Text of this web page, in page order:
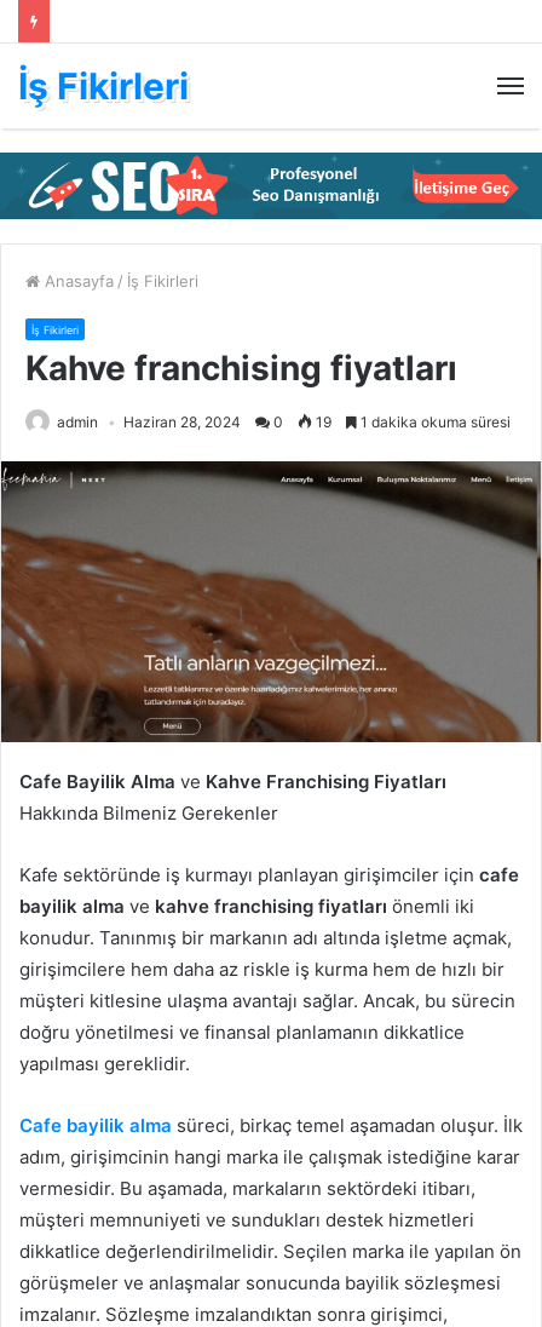
İş Fikirleri
Anasayfa / İş Fikirleri
İş Fikirleri
Kahve franchising fiyatları
admin Haziran 28, 2024 0 19 1 dakika okuma süresi
Cafe Bayilik Alma ve Kahve Franchising Fiyatları
Hakkında Bilmeniz Gerekenler
Kafe sektöründe iş kurmayı planlayan girişimciler için cafe
bayilik alma ve kahve franchising fiyatları önemli iki
konudur. Tanınmış bir markanın adı altında işletme açmak,
girişimcilere hem daha az riskle iş kurma hem de hızlı bir
müşteri kitlesine ulaşma avantajı sağlar. Ancak, bu sürecin
doğru yönetilmesi ve finansal planlamanın dikkatlice
yapılması gereklidir.
Cafe bayilik alma süreci, birkaç temel aşamadan oluşur. İlk
adım, girişimcinin hangi marka ile çalışmak istediğine karar
vermesidir. Bu aşamada, markaların sektördeki itibarı,
müşteri memnuniyeti ve sundukları destek hizmetleri
dikkatlice değerlendirilmelidir. Seçilen marka ile yapılan ön
görüşmeler ve anlaşmalar sonucunda bayilik sözleşmesi
imzalanır. Sözleşme imzalandıktan sonra girişimci,